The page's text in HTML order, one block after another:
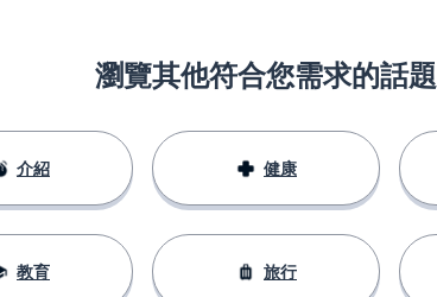
瀏覽其他符合您需求的話題
介紹 健康
教育 旅行